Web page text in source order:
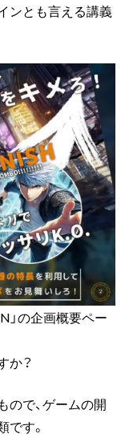
ンとも言える講義
」の企画概要ペー
か？
で、ゲームの開
す。